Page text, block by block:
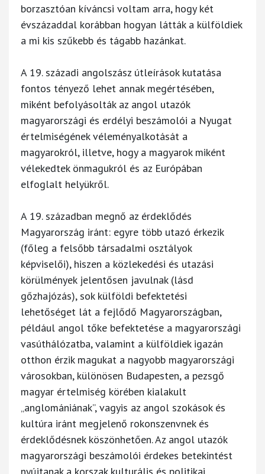
borzasztóan kíváncsi voltam arra, hogy két
évszázaddal korábban hogyan látták a külföldiek
a mi kis szűkebb és tágabb hazánkat.
A 19. századi angolszász útleírások kutatása
fontos tényező lehet annak megértésében,
miként befolyásolták az angol utazók
magyarországi és erdélyi beszámolói a Nyugat
értelmiségének véleményalkotását a
magyarokról, illetve, hogy a magyarok miként
vélekedtek önmagukról és az Európában
elfoglalt helyükről.
A 19. században megnő az érdeklődés
Magyarország iránt: egyre több utazó érkezik
(főleg a felsőbb társadalmi osztályok
képviselői), hiszen a közlekedési és utazási
körülmények jelentősen javulnak (lásd
gőzhajózás), sok külföldi befektetési
lehetőséget lát a fejlődő Magyarországban,
például angol tőke befektetése a magyarországi
vasúthálózatba, valamint a külföldiek igazán
otthon érzik magukat a nagyobb magyarországi
városokban, különösen Budapesten, a pezsgő
magyar értelmiség körében kialakult
„anglomániának”, vagyis az angol szokások és
kultúra iránt megjelenő rokonszenvnek és
érdeklődésnek köszönhetően. Az angol utazók
magyarországi beszámolói érdekes betekintést
nyújtanak a korszak kulturális és politikai